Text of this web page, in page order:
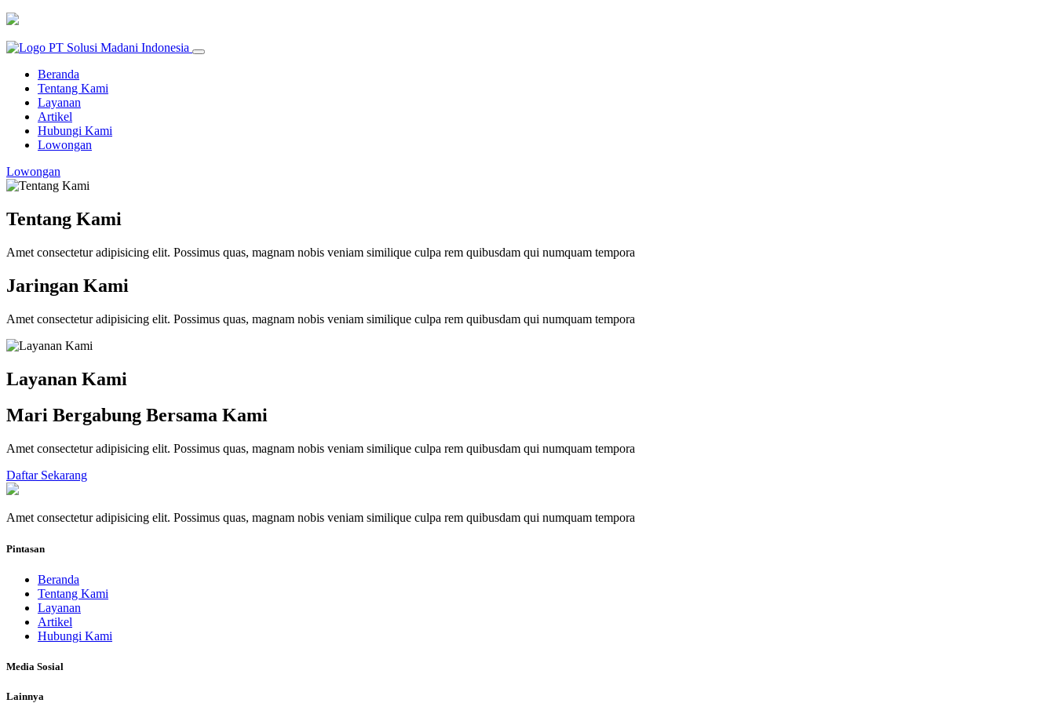
Beranda
Tentang Kami
Layanan
Artikel
Hubungi Kami
Lowongan
Lowongan
Tentang Kami
Amet consectetur adipisicing elit. Possimus quas, magnam nobis veniam similique culpa rem quibusdam qui numquam tempora
Jaringan Kami
Amet consectetur adipisicing elit. Possimus quas, magnam nobis veniam similique culpa rem quibusdam qui numquam tempora
Layanan Kami
Mari Bergabung Bersama Kami
Amet consectetur adipisicing elit. Possimus quas, magnam nobis veniam similique culpa rem quibusdam qui numquam tempora
Daftar Sekarang
Amet consectetur adipisicing elit. Possimus quas, magnam nobis veniam similique culpa rem quibusdam qui numquam tempora
Pintasan
Beranda
Tentang Kami
Layanan
Artikel
Hubungi Kami
Media Sosial
Lainnya